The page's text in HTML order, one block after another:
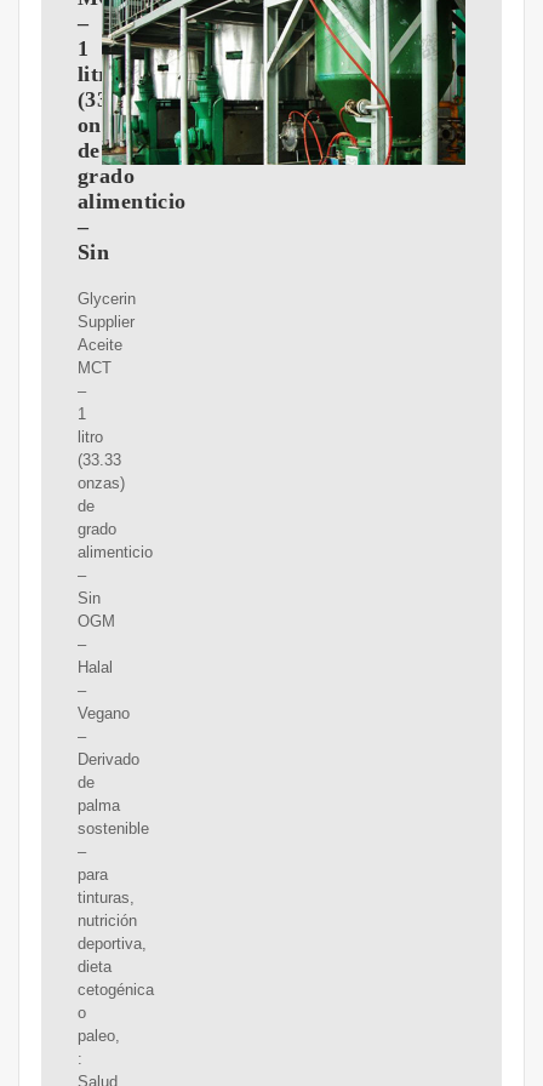
–
1
litro
(33.33
onzas)
de
grado
alimenticio
–
Sin
Glycerin
Supplier
Aceite
MCT
–
1
litro
(33.33
onzas)
de
grado
alimenticio
–
Sin
OGM
–
Halal
–
Vegano
–
Derivado
de
palma
sostenible
–
para
tinturas,
nutrición
deportiva,
dieta
cetogénica
o
paleo,
:
Salud